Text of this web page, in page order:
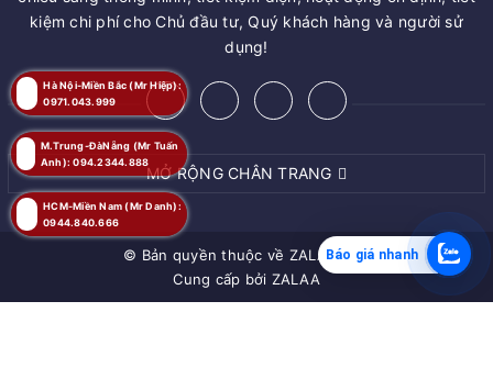
kiệm chi phí cho Chủ đầu tư, Quý khách hàng và người sử
dụng!
MỞ RỘNG CHÂN TRANG
© Bản quyền thuộc về ZALAA JSC
Cung cấp bởi ZALAA
HCM-Miền Nam (Mr Danh):
0944.840.666
Hà Nội-Miền Bắc (Mr Hiệp):
0971.043.999
M.Trung-ĐàNẵng (Mr Tuấn
Anh): 094.2344.888
Báo giá nhanh